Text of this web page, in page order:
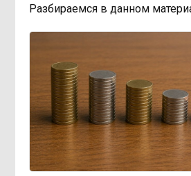
Разбираемся в данном